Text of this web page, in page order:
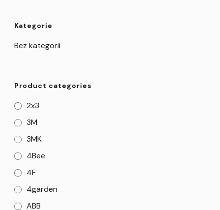
Kategorie
Bez kategorii
Product categories
2x3
3M
3MK
4Bee
4F
4garden
ABB